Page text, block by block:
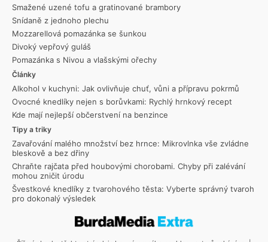
Smažené uzené tofu a gratinované brambory
Snídaně z jednoho plechu
Mozzarellová pomazánka se šunkou
Divoký vepřový guláš
Pomazánka s Nivou a vlašskými ořechy
Články
Alkohol v kuchyni: Jak ovlivňuje chuť, vůni a přípravu pokrmů
Ovocné knedlíky nejen s borůvkami: Rychlý hrnkový recept
Kde mají nejlepší občerstvení na benzince
Tipy a triky
Zavařování malého množství bez hrnce: Mikrovlnka vše zvládne
bleskově a bez dřiny
Chraňte rajčata před houbovými chorobami. Chyby při zalévání
mohou zničit úrodu
Švestkové knedlíky z tvarohového těsta: Vyberte správný tvaroh
pro dokonalý výsledek